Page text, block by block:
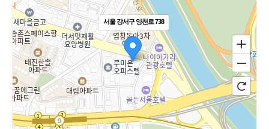
서울 강서구 양천로 738